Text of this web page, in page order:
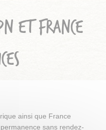
ET FRANCE
ainsi que France
sans rendez-